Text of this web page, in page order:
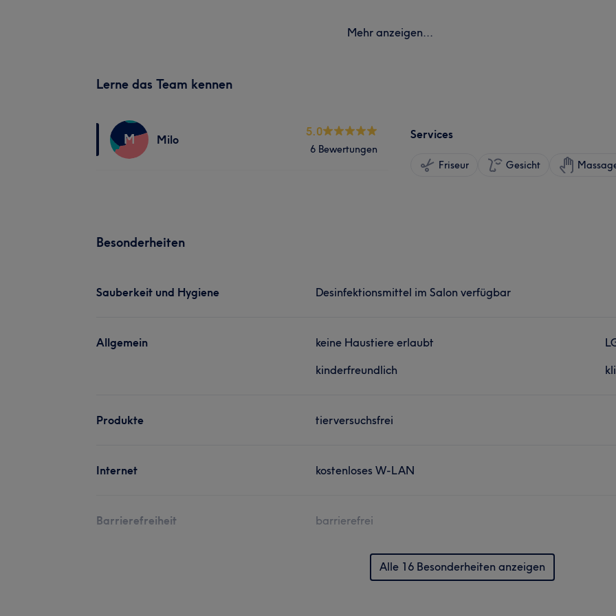
Mehr anzeigen...
Lerne das Team kennen
M Milo
5.0
6 Bewertungen
Services
Friseur Gesicht
Besonderheiten
Sauberkeit und Hygiene Desinfektionsmittel im Salon verfügbar
Allgemein
keine Haustiere erlaubt
kinderfreundlich
Produkte tierversuchsfrei
Internet kostenloses W-LAN
Barrierefreiheit barrierefrei
Alle 16 Besonderheiten anzeigen